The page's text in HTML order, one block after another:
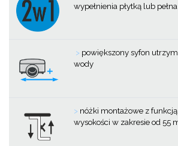
wypełnienia płytką lub
> powiększony syfon
wody
> nóżki montażowe z
wysokości w zakresie od 55